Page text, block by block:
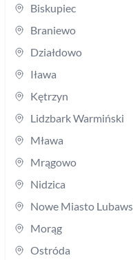
Biskupiec
Braniewo
Działdowo
Iława
Kętrzyn
Lidzbark Warmiński
Mława
Mrągowo
Nidzica
Nowe Miasto
Morąg
Ostróda